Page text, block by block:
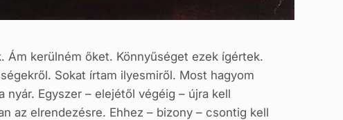
Ám kerülném őket. Könnyűséget ezek ígértek.
Sokat írtam ilyesmiről. Most hagyom
Egyszer – elejétől végéig – újra kell
az elrendezésre. Ehhez – bizony – csontig kell